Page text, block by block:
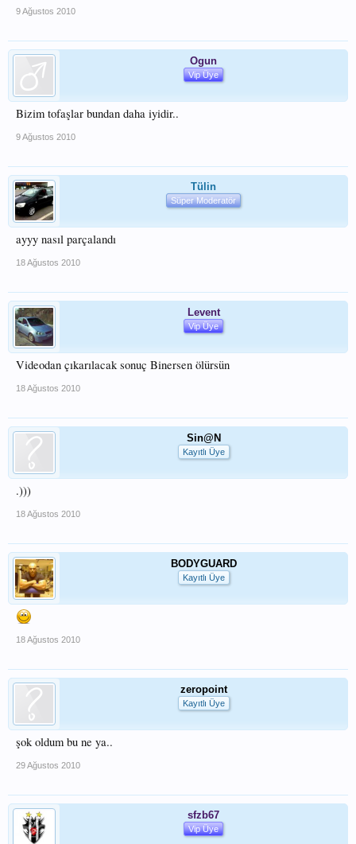
9 Ağustos 2010
Ogun
Vip Üye
Bizim tofaşlar bundan daha iyidir..
9 Ağustos 2010
Tülin
Süper Moderatör
ayyy nasıl parçalandı
18 Ağustos 2010
Levent
Vip Üye
Videodan çıkarılacak sonuç Binersen ölürsün
18 Ağustos 2010
Sin@N
Kayıtlı Üye
.)))
18 Ağustos 2010
BODYGUARD
Kayıtlı Üye
18 Ağustos 2010
zeropoint
Kayıtlı Üye
şok oldum bu ne ya..
29 Ağustos 2010
sfzb67
Vip Üye